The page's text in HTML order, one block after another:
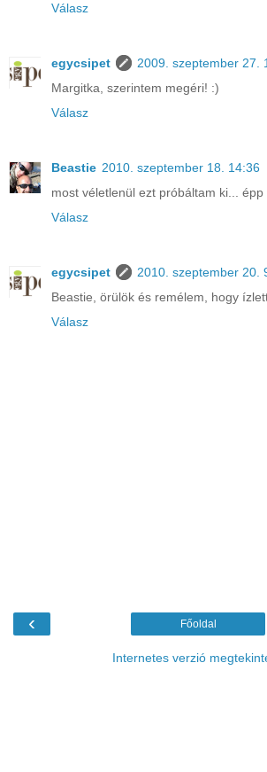
Válasz
egycsipet
2009. szeptember 27.
Margitka, szerintem megéri! :)
Válasz
Beastie 2010. szeptember 18. 14:36
most véletlenül ezt próbáltam ki... épp
Válasz
egycsipet
2010. szeptember 20.
Beastie, örülök és remélem, hogy
Válasz
‹ Főoldal
Internetes verzió